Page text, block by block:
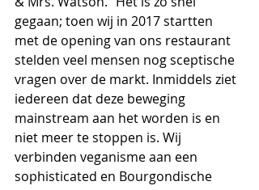
gegaan; toen wij in 2017 startten
met de opening van ons restaurant
stelden veel mensen nog sceptische
vragen over de markt. Inmiddels ziet
iedereen dat deze beweging
mainstream aan het worden is en
niet meer te stoppen is. Wij
verbinden veganisme aan een
sophisticated en Bourgondische